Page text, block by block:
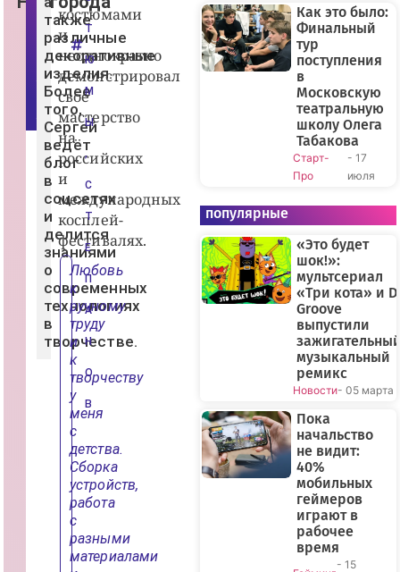
м
ы
те
также
различные
декоративные
изделия.
Более
того,
Сергей
ведёт
блог
в
соцсетях
и
делится
знаниями
о
современных
технологиях
в
творчестве.
костюмами
и
неоднократно
демонстрировал
свое
мастерство
на
российских
и
международных
косплей-
фестивалях.
Любовь
к
ручному
труду
и
к
творчеству
у
меня
с
детства.
Сборка
устройств,
работа
с
разными
материалами
Т
Ю
М
Ы
,
С
Т
Е
П
А
Н
О
В
Как это было:
Финальный
тур
поступления
в
Московскую
театральную
школу Олега
Табакова
Старт-
Про
- 17
июля
популярные
«Это будет
шок!»:
мультсериал
«Три кота» и
Groove
выпустили
музыкальный
ремикс
Новости- 05 марта
Пока
начальство
не видит:
40%
мобильных
геймеров
играют в
рабочее
время
- 15